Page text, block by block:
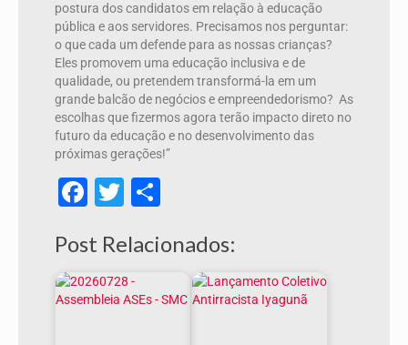
postura dos candidatos em relação à educação
pública e aos servidores. Precisamos nos perguntar:
o que cada um defende para as nossas crianças?
Eles promovem uma educação inclusiva e de
qualidade, ou pretendem transformá-la em um
grande balcão de negócios e empreendedorismo? As
escolhas que fizermos agora terão impacto direto no
futuro da educação e no desenvolvimento das
próximas gerações!”
Facebook
Twitter
Post Relacionados: